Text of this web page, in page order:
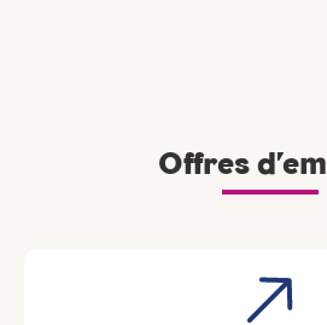
Offres